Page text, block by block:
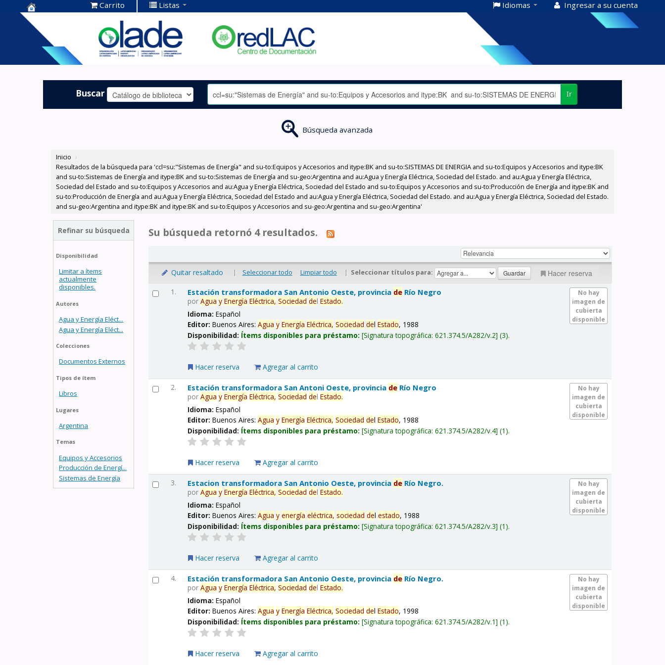
Centro de
Documentación
OLADE -
Carrito Listas Idiomas Ingresar a su cuenta
Buscar Ir
Búsqueda avanzada
Inicio ›
Resultados de la búsqueda para 'ccl=su:"Sistemas de Energía" and su-to:Equipos y Accesorios and itype:BK and su-to:SISTEMAS DE ENERGIA and su-to:Equipos y Accesorios and itype:BK
and su-to:Sistemas de Energía and itype:BK and su-to:Sistemas de Energía and su-geo:Argentina and au:Agua y Energía Eléctrica, Sociedad del Estado. and au:Agua y Energía Eléctrica,
Sociedad del Estado and su-to:Equipos y Accesorios and au:Agua y Energía Eléctrica, Sociedad del Estado and su-to:Equipos y Accesorios and su-to:Producción de Energía and itype:BK and
su-to:Producción de Energía and au:Agua y Energía Eléctrica, Sociedad del Estado and au:Agua y Energía Eléctrica, Sociedad del Estado. and au:Agua y Energía Eléctrica, Sociedad del Estado.
and su-geo:Argentina and itype:BK and itype:BK and su-to:Equipos y Accesorios and su-geo:Argentina and su-geo:Argentina'
Refinar su búsqueda
Disponibilidad
Limitar a ítems
actualmente
disponibles.
Autores
Agua y Energía Eléct...
Agua y Energía Eléct...
Colecciones
Documentos Externos
Tipos de ítem
Libros
Lugares
Argentina
Temas
Equipos y Accesorios
Producción de Energí...
Sistemas de Energía
Su búsqueda retornó 4 resultados.
Quitar resaltado | Seleccionar todo Limpiar todo | Seleccionar títulos para: Hacer reserva
1.
No hay
imagen de
cubierta
disponible
Estación transformadora San Antonio Oeste, provincia de Río Negro
porAgua y Energía Eléctrica, Sociedad delEstado.
Idioma:Español
Editor:Buenos Aires:Agua y Energía Eléctrica, Sociedad delEstado, 1988
Disponibilidad: Ítems disponibles para préstamo: Signatura topográfica:621.374.5/A282/v.2 (3).
Hacer reserva Agregar al carrito
2.
No hay
imagen de
cubierta
disponible
Estación transformadora San Antoni Oeste, provincia de Río Negro
porAgua y Energía Eléctrica, Sociedad delEstado.
Idioma:Español
Editor:Buenos Aires:Agua y Energía Eléctrica, Sociedad delEstado, 1988
Disponibilidad: Ítems disponibles para préstamo: Signatura topográfica:621.374.5/A282/v.4 (1).
Hacer reserva Agregar al carrito
3.
No hay
imagen de
cubierta
disponible
Estacion transformadora San Antonio Oeste, provincia de Río Negro.
porAgua y Energía Eléctrica, Sociedad delEstado.
Idioma:Español
Editor:Buenos Aires:Agua y energía eléctrica, sociedad delestado, 1988
Disponibilidad: Ítems disponibles para préstamo: Signatura topográfica:621.374.5/A282/v.3 (1).
Hacer reserva Agregar al carrito
4.
No hay
imagen de
cubierta
disponible
Estación transformadora San Antonio Oeste, provincia de Río Negro.
porAgua y Energía Eléctrica, Sociedad delEstado.
Idioma:Español
Editor:Buenos Aires:Agua y Energía Eléctrica, Sociedad delEstado, 1998
Disponibilidad: Ítems disponibles para préstamo: Signatura topográfica:621.374.5/A282/v.1 (1).
Hacer reserva Agregar al carrito